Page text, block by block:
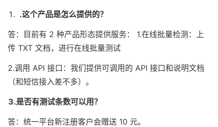
.这个产品是怎么提供的？
答：目前有 2 种产品形态提供服务： 1.在线批量检测：上
传 TXT 文档，进行在线批量测试
2.调用 API 接口：我们提供可调用的 API 接口和说明文档
（和短信接入差不多）。
3.是否有测试条数可以用？
答：统一平台新注册客户会赠送 10 元。